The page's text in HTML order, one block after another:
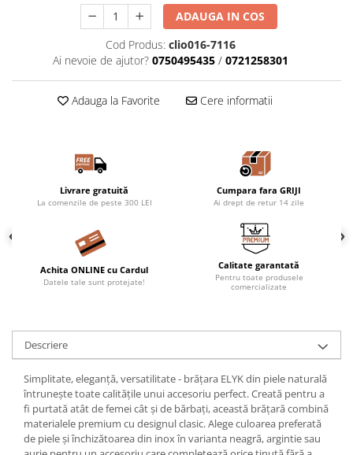
ADAUGA IN COS
Cod Produs: clio016-7116
Ai nevoie de ajutor? 0750495435 / 0721258301
Adauga la Favorite Cere informatii
Livrare gratuită
La comenzile de peste 300 LEI
Cumpara fara GRIJI
Ai drept de retur 14 zile
Achita ONLINE cu Cardul
Datele tale sunt protejate!
Calitate garantată
Pentru toate produsele
comercializate
Descriere
Simplitate, eleganță, versatilitate - brățara ELYK din piele naturală
întrunește toate calitățile unui accesoriu perfect. Creată pentru a
fi purtată atât de femei cât și de bărbați, această brățară combină
materialele premium cu designul clasic. Alege culoarea preferată
de piele și închizătoarea din inox în varianta neagră, argintie sau